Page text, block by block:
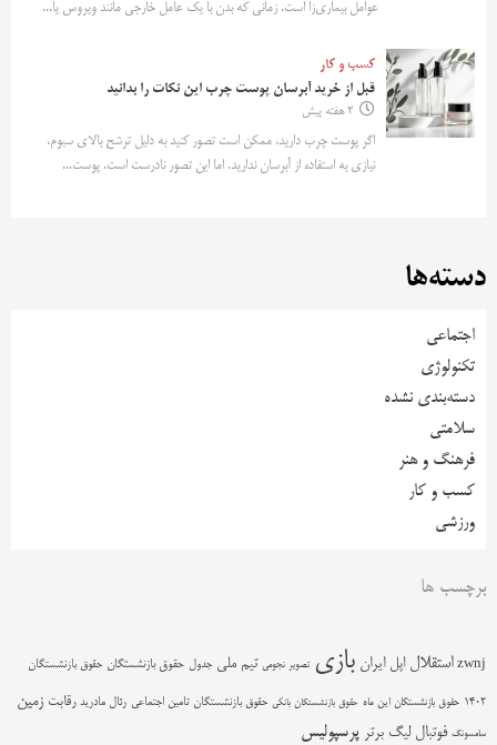
عوامل بیماری‌زا است. زمانی که بدن با یک عامل خارجی مانند ویروس یا...
کسب و کار
قبل از خرید آبرسان پوست چرب این نکات را بدانید
2 هفته پیش
اگر پوست چرب دارید، ممکن است تصور کنید به دلیل ترشح بالای سبوم،
نیازی به استفاده از آبرسان ندارید. اما این تصور نادرست است. پوست...
دسته‌ها
اجتماعی
تکنولوژی
دسته‌بندی نشده
سلامتی
فرهنگ و هنر
کسب و کار
ورزشی
برچسب ها
zwnj استقلال اپل ایران بازی تصویر نجومی تیم ملی جدول حقوق بازنشستگان حقوق بازنشستگان
1402 حقوق بازنشستگان این ماه حقوق بازنشستگان بانکی حقوق بازنشستگان تامین اجتماعی رئال مادرید رقابت زمین
سامسونگ فوتبال لیگ برتر پرسپولیس